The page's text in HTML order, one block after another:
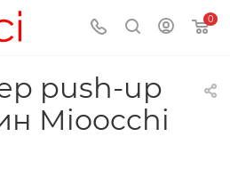
0
push-up
Mioocchi